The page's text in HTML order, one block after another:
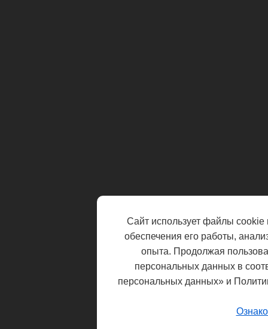
Сайт использует файлы cookie
обеспечения его работы,
опыта. Продолжая
персональных данных в
персональных данных» и